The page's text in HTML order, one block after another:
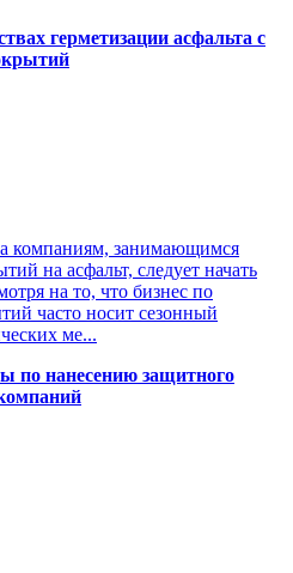
герметизации асфальта с
компаниям, занимающимся
на асфальт, следует начать
на то, что бизнес по
часто носит сезонный
ме...
по нанесению защитного